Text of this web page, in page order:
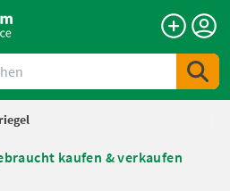
kaufen & verkaufen